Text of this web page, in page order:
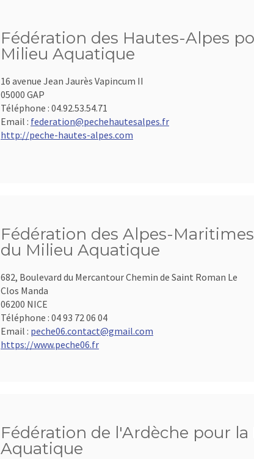
Fédération des Hautes-Alpes
Milieu Aquatique
16 avenue Jean Jaurès Vapincum II
05000 GAP
Téléphone : 04.92.53.54.71
Email : federation@pechehautesalpes.fr
http://peche-hautes-alpes.com
Fédération des Alpes-
du Milieu Aquatique
682, Boulevard du Mercantour Chemin de Saint Roman Le
Clos Manda
06200 NICE
Téléphone : 04 93 72 06 04
Email : peche06.contact@gmail.com
https://www.peche06.fr
Fédération de l'Ardèche pour
Aquatique